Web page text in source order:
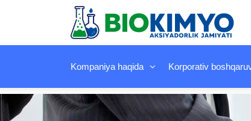
Kompaniya haqida Korporativ